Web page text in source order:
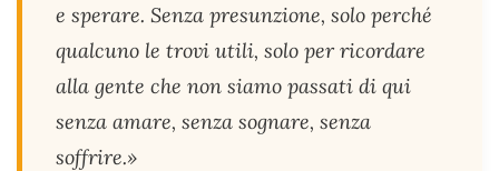
e sperare. Senza presunzione, solo perché
qualcuno le trovi utili, solo per ricordare
alla gente che non siamo passati di qui
senza amare, senza sognare, senza
soffrire.»